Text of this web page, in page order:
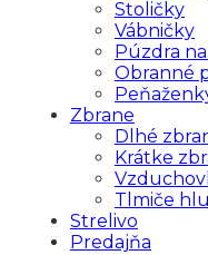
Stoličky
Vábničky
Púzdra
Obranné
Zbrane
Dlhé
Krátke
Tlmiče
Strelivo
Predajňa